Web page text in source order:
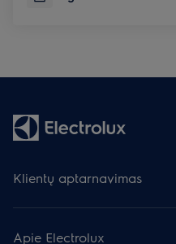
Klientų aptarnavimas
Palikite atsiliepimą
Apie Electrolux